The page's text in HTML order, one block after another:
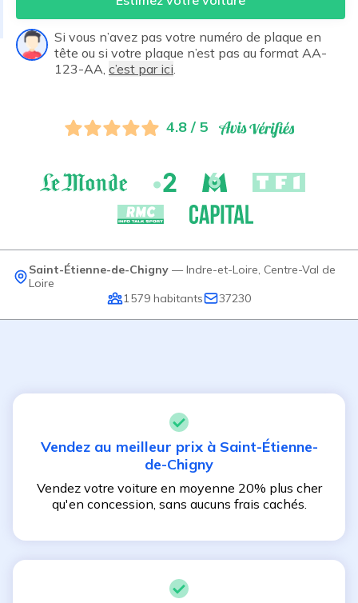
Si vous n’avez pas votre numéro de plaque en
tête ou si votre plaque n’est pas au format AA-
123-AA, c’est par ici
4.8 / 5
Saint-Étienne-de-Chigny — Indre-et-Loire, Centre-Val de
Loire
1 579 habitants 37230
Vendez au meilleur prix à Saint-Étienne-
de-Chigny
Vendez votre voiture en moyenne 20% plus cher
qu'en concession, sans aucuns frais cachés.